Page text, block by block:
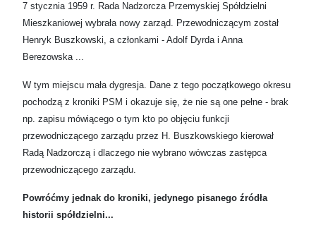
7 stycznia 1959 r. Rada Nadzorcza Przemyskiej Spółdzielni
Mieszkaniowej wybrała nowy zarząd. Przewodniczącym został
Henryk Buszkowski, a członkami - Adolf Dyrda i Anna
Berezowska ...
W tym miejscu mała dygresja. Dane z tego początkowego okresu
pochodzą z kroniki PSM i okazuje się, że nie są one pełne - brak
np. zapisu mówiącego o tym kto po objęciu funkcji
przewodniczącego zarządu przez H. Buszkowskiego kierował
Radą Nadzorczą i dlaczego nie wybrano wówczas zastępca
przewodniczącego zarządu.
Powróćmy jednak do kroniki, jedynego pisanego źródła
historii spółdzielni...